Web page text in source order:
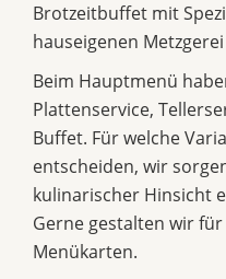
Brotzeitbuffet mit
hauseigenen
Beim Hauptmenü
Plattenservice,
Buffet. Für welche
entscheiden, wir
kulinarischer Hinsicht
Gerne gestalten wir
Menükarten.